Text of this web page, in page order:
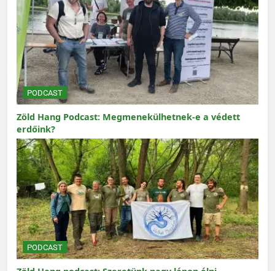
PODCAST
Zöld Hang Podcast: Megmenekülhetnek-e a védett
erdőink?
PODCAST